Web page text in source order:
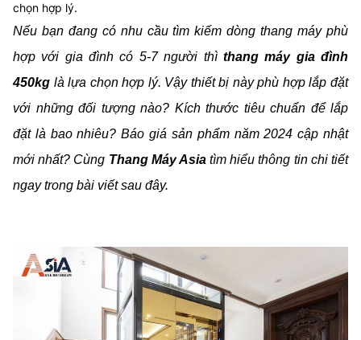
chọn hợp lý.
Nếu bạn đang có nhu cầu tìm kiếm dòng thang máy phù
hợp với gia đình có 5-7 người thì thang máy gia đình
450kg là lựa chọn hợp lý. Vậy thiết bị này phù hợp lắp đặt
với những đối tượng nào? Kích thước tiêu chuẩn để lắp
đặt là bao nhiêu? Báo giá sản phẩm năm 2024 cập nhật
mới nhất? Cùng Thang Máy Asiatìm hiểu thông tin chi tiết
ngay trong bài viết sau đây.